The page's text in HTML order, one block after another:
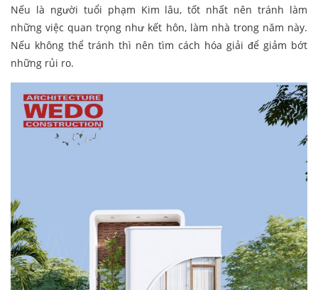
Nếu là người tuổi phạm Kim lâu, tốt nhất nên tránh làm
những việc quan trọng như kết hôn, làm nhà trong năm này.
Nếu không thể tránh thì nên tìm cách hóa giải để giảm bớt
những rủi ro.